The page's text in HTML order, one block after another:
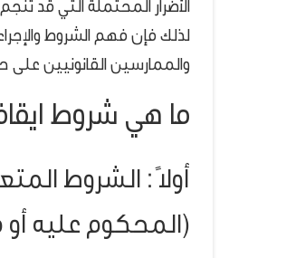
الأضرار المحتملة التي قد
لذلك فإن فهم الشروط
والممارسين القانونيين على
ما هي شروط
أولاً : الشروط
(المحكوم عليه